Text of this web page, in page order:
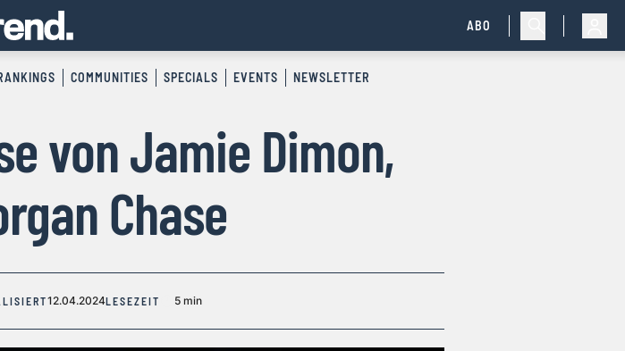
ABO
COMMUNITIES SPECIALS EVENTS NEWSLETTER
von Jamie Dimon,
Chase
12.04.2024LESEZEIT 5 min